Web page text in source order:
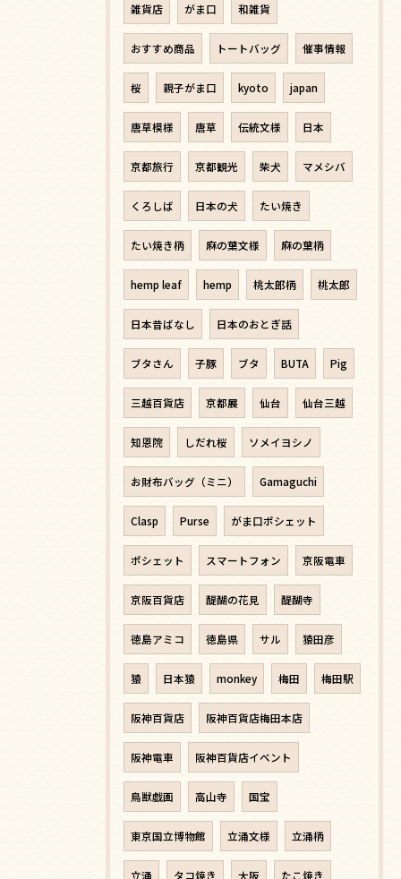
雑貨店 がま口 和雑貨
おすすめ商品 トートバッグ 催事情報
桜 親子がま口 kyoto japan
唐草模様 唐草 伝統文様 日本
京都旅行 京都観光 柴犬 マメシバ
くろしば 日本の犬 たい焼き
たい焼き柄 麻の葉文様 麻の葉柄
hemp leaf hemp 桃太郎柄 桃太郎
日本昔ばなし 日本のおとぎ話
ブタさん 子豚 ブタ BUTA Pig
三越百貨店 京都展 仙台 仙台三越
知恩院 しだれ桜 ソメイヨシノ
お財布バッグ（ミニ） Gamaguchi
Clasp Purse がま口ポシェット
ポシェット スマートフォン 京阪電車
京阪百貨店 醍醐の花見 醍醐寺
徳島アミコ 徳島県 サル 猿田彦
猿 日本猿 monkey 梅田 梅田駅
阪神百貨店 阪神百貨店梅田本店
阪神電車 阪神百貨店イベント
鳥獣戯画 高山寺 国宝
東京国立博物館 立涌文様 立涌柄
立涌 タコ焼き 大阪 たこ焼き